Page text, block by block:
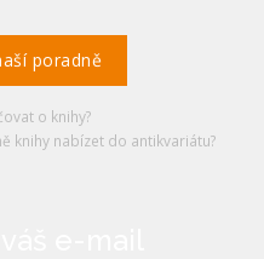
poradně
o knihy?
knihy nabízet do antikvariátu?